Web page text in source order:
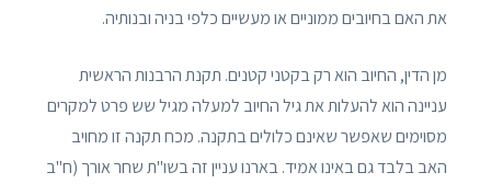
את האם בחיובים ממוניים או מעשיים כלפי בניה ובנותיה.
מן הדין, החיוב הוא רק בקטני קטנים. תקנת הרבנות הראשית
עניינה הוא להעלות את גיל החיוב למעלה מגיל שש פרט למקרים
מסוימים שאפשר שאינם כלולים בתקנה. מכח תקנה זו מחויב
האב בלבד גם באינו אמיד. בארנו עניין זה בשו"ת שחר אורך (ח"ב